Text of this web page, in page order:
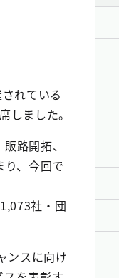
れている
しました。
路開拓、
、今回で
社・団
ンスに向け